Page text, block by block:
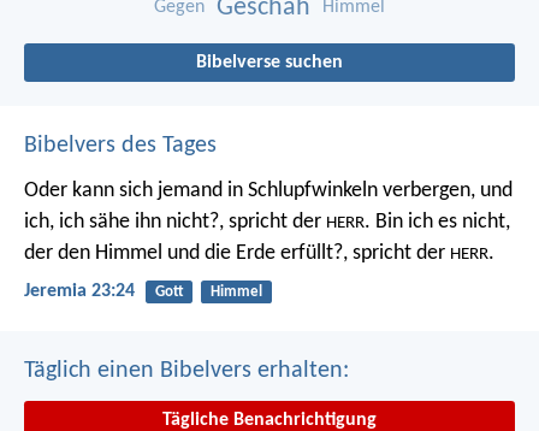
Gegen Geschah Himmel
Bibelverse suchen
Bibelvers des Tages
Oder kann sich jemand in Schlupfwinkeln verbergen, und
ich, ich sähe ihn nicht?, spricht der HERR. Bin ich es nicht,
der den Himmel und die Erde erfüllt?, spricht der HERR.
Jeremia 23:24 Gott Himmel
Täglich einen Bibelvers erhalten:
Tägliche Benachrichtigung